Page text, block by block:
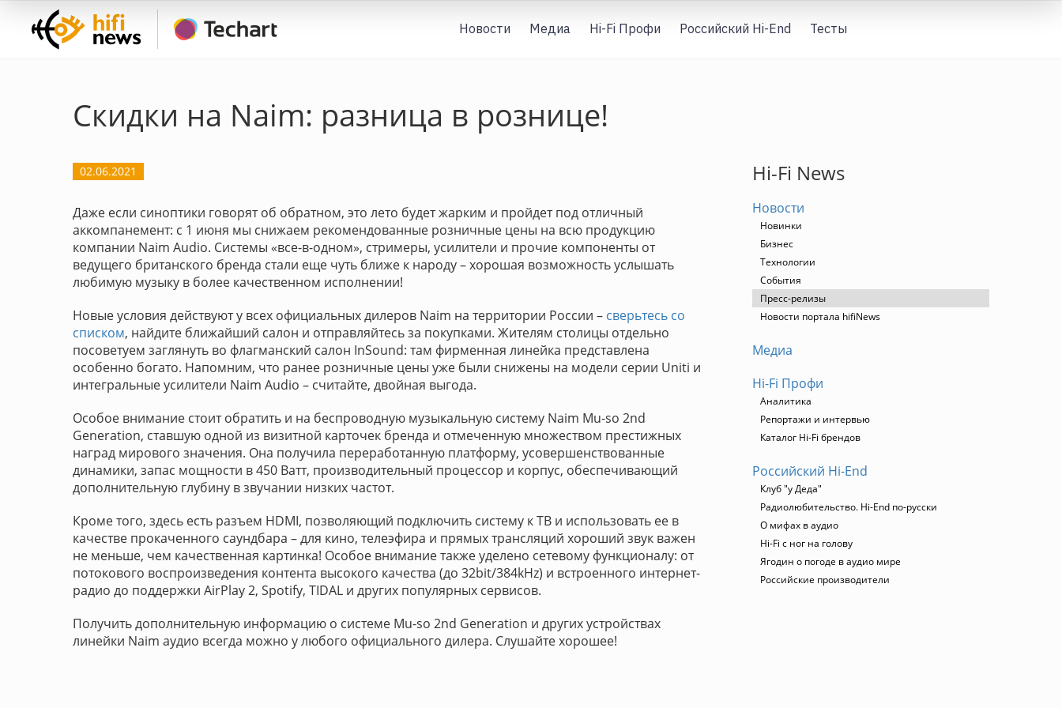
Новости Медиа Hi-Fi Профи Российский Hi-End Тесты
Скидки на Naim: разница в рознице!
02.06.2021
Даже если синоптики говорят об обратном, это лето будет жарким и пройдет под отличный
аккомпанемент: с 1 июня мы снижаем рекомендованные розничные цены на всю продукцию
компании Naim Audio. Системы «все-в-одном», стримеры, усилители и прочие компоненты от
ведущего британского бренда стали еще чуть ближе к народу – хорошая возможность услышать
любимую музыку в более качественном исполнении!
Новые условия действуют у всех официальных дилеров Naim на территории России – сверьтесь со
списком, найдите ближайший салон и отправляйтесь за покупками. Жителям столицы отдельно
посоветуем заглянуть во флагманский салон InSound: там фирменная линейка представлена
особенно богато. Напомним, что ранее розничные цены уже были снижены на модели серии Uniti и
интегральные усилители Naim Audio – считайте, двойная выгода.
Особое внимание стоит обратить и на беспроводную музыкальную систему Naim Mu-so 2nd
Generation, ставшую одной из визитной карточек бренда и отмеченную множеством престижных
наград мирового значения. Она получила переработанную платформу, усовершенствованные
динамики, запас мощности в 450 Ватт, производительный процессор и корпус, обеспечивающий
дополнительную глубину в звучании низких частот.
Кроме того, здесь есть разъем HDMI, позволяющий подключить систему к ТВ и использовать ее в
качестве прокаченного саундбара – для кино, телеэфира и прямых трансляций хороший звук важен
не меньше, чем качественная картинка! Особое внимание также уделено сетевому функционалу: от
потокового воспроизведения контента высокого качества (до 32bit/384kHz) и встроенного интернет-
радио до поддержки AirPlay 2, Spotify, TIDAL и других популярных сервисов.
Получить дополнительную информацию о системе Mu-so 2nd Generation и других устройствах
линейки Naim аудио всегда можно у любого официального дилера. Слушайте хорошее!
Hi-Fi News
Новости
Новинки
Бизнес
Технологии
События
Пресс-релизы
Новости портала hifiNews
Медиа
Hi-Fi Профи
Аналитика
Репортажи и интервью
Каталог Hi-Fi брендов
Российский Hi-End
Клуб "у Деда"
Радиолюбительство. Hi-End по-русски
О мифах в аудио
Hi-Fi с ног на голову
Ягодин о погоде в аудио мире
Российские производители